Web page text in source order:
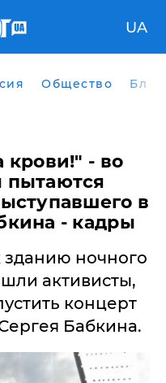
UA
Общество
крови!" - во
пытаются
в
- кадры
зданию ночного
активисты,
концерт
Бабкина.